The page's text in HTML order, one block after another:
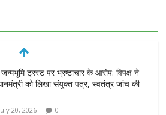
जन्मभूमि ट्रस्ट पर भ्रष्टाचार के आरोप: विपक्ष ने
को लिखा संयुक्त पत्र, स्वतंत्र जांच की
20, 2026 0